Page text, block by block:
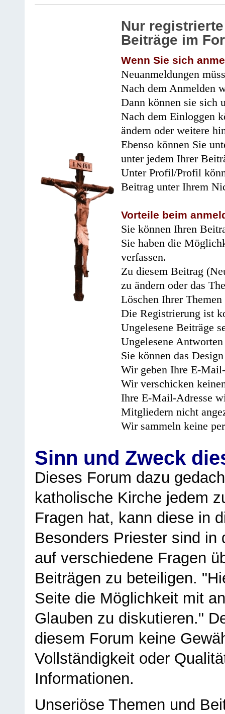
Nur
Beiträge im
Wenn Sie sich
Neuanmeldungen
Nach dem Anmelden
Dann können sie sich
Nach dem Einloggen
ändern oder weitere
Ebenso können Sie
unter jedem Ihrer
Unter Profil/Profil
Beitrag unter Ihrem
Vorteile beim
Sie können Ihren
Sie haben die
verfassen.
Zu diesem Beitrag
zu ändern oder das
Löschen Ihrer
Die Registrierung ist
Ungelesene Beiträge
Ungelesene
Sie können das
Wir geben Ihre E-
Wir verschicken
Ihre E-Mail-Adresse
Mitgliedern nicht
Wir sammeln keine
Sinn und Zweck
Dieses Forum dazu
katholische Kirche jedem
Fragen hat, kann diese in
Besonders Priester sind in
auf verschiedene Fragen
Beiträgen zu beteiligen.
Seite die Möglichkeit mit
Glauben zu diskutieren."
diesem Forum keine
Vollständigkeit oder
Informationen.
Unseriöse Themen und